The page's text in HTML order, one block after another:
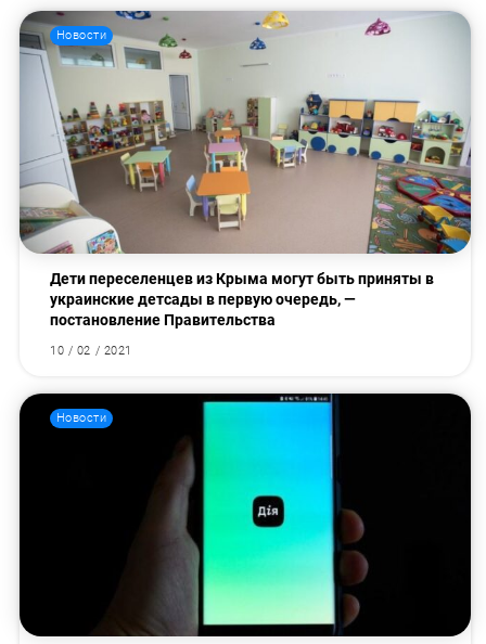
Новости
Дети переселенцев из Крыма могут быть приняты в
украинские детсады в первую очередь, —
постановление Правительства
10 / 02 / 2021
Новости